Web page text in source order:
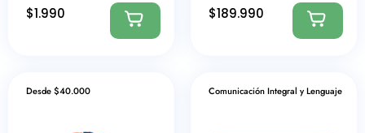
$1.990 $189.990
Desde $40.000 Comunicación Integral y Lenguaje